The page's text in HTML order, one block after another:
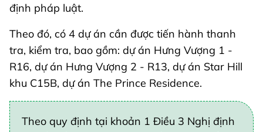
định pháp luật.
Theo đó, có 4 dự án cần được tiến hành thanh
tra, kiểm tra, bao gồm: dự án Hưng Vượng 1 -
R16, dự án Hưng Vượng 2 - R13, dự án Star Hill
khu C15B, dự án The Prince Residence.
Theo quy định tại khoản 1 Điều 3 Nghị định